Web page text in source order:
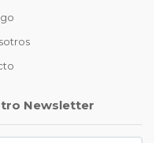
Newsletter